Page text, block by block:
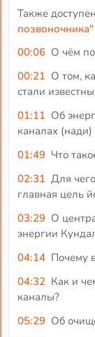
Также
позвоночника"
00:06 О чём
00:21 О том,
стали
01:11 Об
каналах (нади)
01:49 Что
02:31 Для
главная цель
03:29 О
энергии
04:14 Почему
04:32 Как и
каналы?
05:29 Об